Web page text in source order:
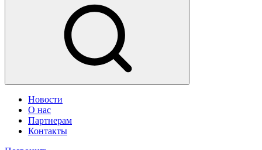
Новости
О нас
Партнерам
Контакты